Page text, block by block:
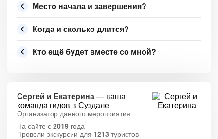
Место начала и завершения?
Когда и сколько длится?
Кто ещё будет вместе со мной?
Сергей и Екатерина— ваша
команда гидов в Суздале
Организатор данного мероприятия
На сайте с 2019 года
Провели экскурсии для 1213 туристов